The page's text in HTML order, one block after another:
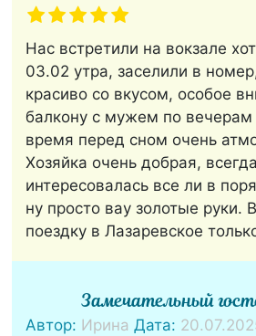
Нас встретили на вокзале
03.02 утра, заселили в
красиво со вкусом, особое
балкону с мужем по
время перед сном очень
Хозяйка очень добрая, всегда
интересовалась все ли в
ну просто вау золотые
поездку в Лазаревское
Замечательный
Автор: Ирина Дата: